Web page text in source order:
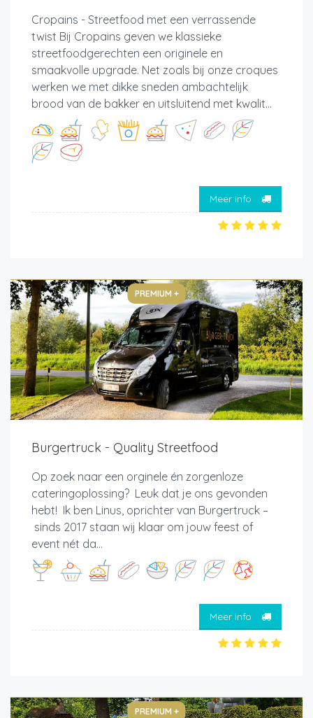
Cropains - Streetfood met een verrassende
twist Bij Cropains geven we klassieke
streetfoodgerechten een originele en
smaakvolle upgrade. Net zoals bij onze croques
werken we met dikke sneden ambachtelijk
brood van de bakker en uitsluitend met kwalit...
Meer info
PREMIUM +
Burgertruck - Quality Streetfood
Op zoek naar een orginele én zorgenloze
cateringoplossing? Leuk dat je ons gevonden
hebt! Ik ben Linus, oprichter van Burgertruck –
sinds 2017 staan wij klaar om jouw feest of
event nét da...
Meer info
PREMIUM +